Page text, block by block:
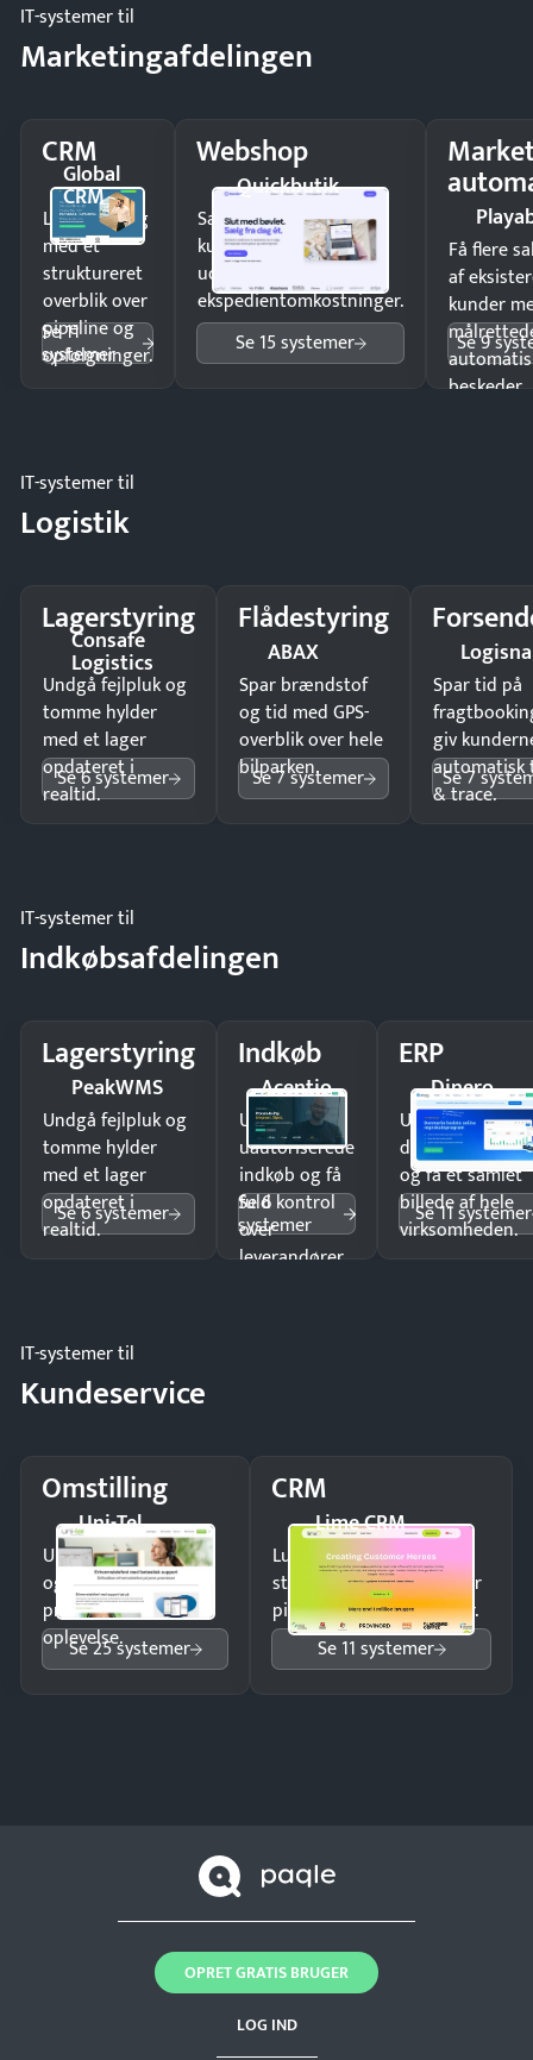
IT-systemer til
Marketingafdelingen
CRM
Global
CRM
Luk flere salg
med et
struktureret
overblik over
pipeline og
opfølgninger.
Se 11
systemer
Webshop
Quickbutik
Sælg produkter 24/7 til
kunder i hele landet
uden
ekspedientomkostninger.
Se 15 systemer
Få flere
af
kunder
beskeder.
Se 9
IT-systemer til
Logistik
Lagerstyring
Consafe
Logistics
Undgå fejlpluk og
tomme hylder
med et lager
opdateret i
realtid.
Se 6 systemer
Flådestyring
ABAX
Spar brændstof
og tid med GPS-
overblik over hele
bilparken.
Se 7 systemer
Spar tid på
giv
automatisk
& trace.
Se 7
IT-systemer til
Indkøbsafdelingen
Lagerstyring
PeakWMS
Undgå fejlpluk og
tomme hylder
med et lager
opdateret i
realtid.
Se 6 systemer
Indkøb
Acentio
Undgå
uautoriserede
indkøb og få
fuld kontrol
over
leverandører
Se 6
systemer
ERP
Dinero
Undgå
og få ét samlet
billede af hele
virksomheden.
Se 11 systemer
IT-systemer til
Kundeservice
Omstilling
Uni-Tel
Undgå tabte opkald
og giv kunderne en
professionel
oplevelse.
Se 25 systemer
CRM
Lime CRM
Luk flere salg med et
struktureret overblik over
pipeline og opfølgninger.
Se 11 systemer
LOG IND
OPRET GRATIS BRUGER